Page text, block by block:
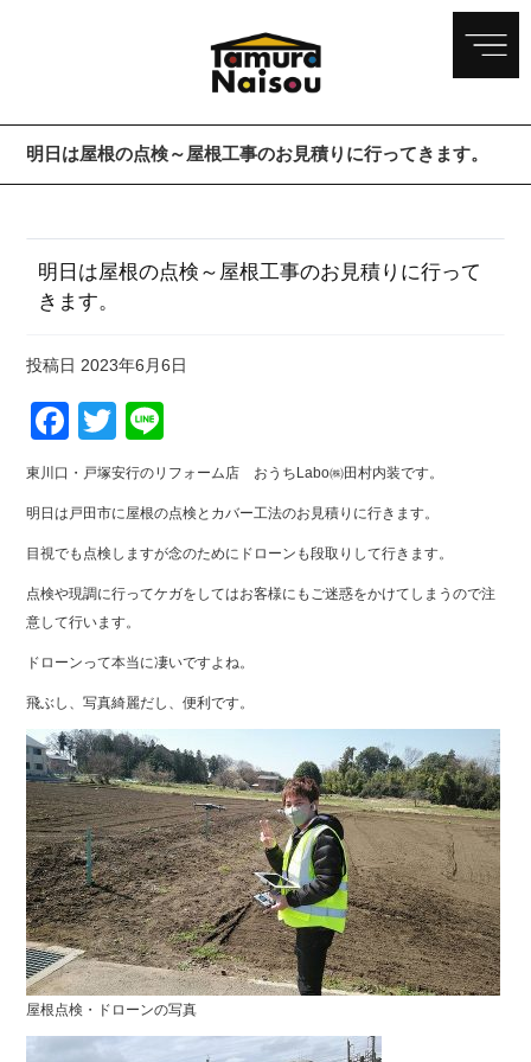
明日は屋根の点検～屋根工事のお見積りに行ってきます。
明日は屋根の点検～屋根工事のお見積りに行って
きます。
投稿日 2023年6月6日
Facebook
Twitter
東川口・戸塚安行のリフォーム店 おうちLabo㈱田村内装です。
明日は戸田市に屋根の点検とカバー工法のお見積りに行きます。
目視でも点検しますが念のためにドローンも段取りして行きます。
点検や現調に行ってケガをしてはお客様にもご迷惑をかけてしまうので注
意して行います。
ドローンって本当に凄いですよね。
飛ぶし、写真綺麗だし、便利です。
屋根点検・ドローンの写真